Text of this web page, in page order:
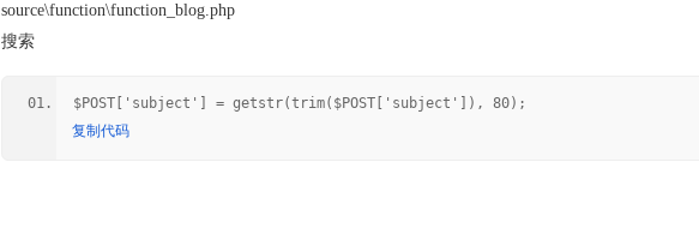
source\function\function_blog.php
搜索
$POST['subject'] = getstr(trim($POST['subject']), 80);
复制代码